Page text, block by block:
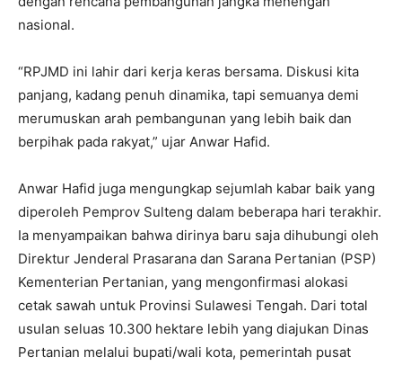
nasional.
“RPJMD ini lahir dari kerja keras bersama. Diskusi kita
panjang, kadang penuh dinamika, tapi semuanya demi
merumuskan arah pembangunan yang lebih baik dan
berpihak pada rakyat,” ujar Anwar Hafid.
Anwar Hafid juga mengungkap sejumlah kabar baik yang
diperoleh Pemprov Sulteng dalam beberapa hari terakhir.
Ia menyampaikan bahwa dirinya baru saja dihubungi oleh
Direktur Jenderal Prasarana dan Sarana Pertanian (PSP)
Kementerian Pertanian, yang mengonfirmasi alokasi
cetak sawah untuk Provinsi Sulawesi Tengah. Dari total
usulan seluas 10.300 hektare lebih yang diajukan Dinas
Pertanian melalui bupati/wali kota, pemerintah pusat